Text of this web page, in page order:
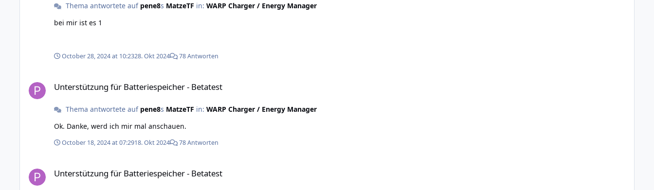
Thema antwortete auf pene8s MatzeTF in: WARP Charger / Energy Manager
bei mir ist es 1
October 28, 2024 at 10:2328. Okt 2024 78 Antworten
Unterstützung für Batteriespeicher - Betatest
Thema antwortete auf pene8s MatzeTF in: WARP Charger / Energy Manager
Ok. Danke, werd ich mir mal anschauen.
October 18, 2024 at 07:2918. Okt 2024 78 Antworten
Unterstützung für Batteriespeicher - Betatest